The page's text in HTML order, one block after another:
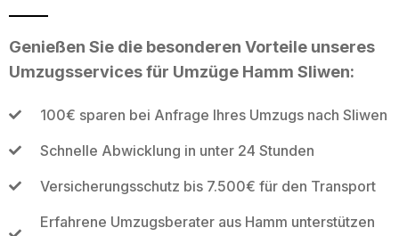
Genießen Sie die besonderen Vorteile unseres
Umzugsservices für Umzüge Hamm Sliwen:
100€ sparen bei Anfrage Ihres Umzugs nach Sliwen
Schnelle Abwicklung in unter 24 Stunden
Versicherungsschutz bis 7.500€ für den Transport
Erfahrene Umzugsberater aus Hamm unterstützen